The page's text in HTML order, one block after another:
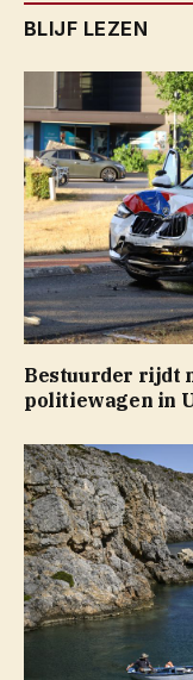
BLIJF LEZEN
Bestuurder rijdt
politiewagen in